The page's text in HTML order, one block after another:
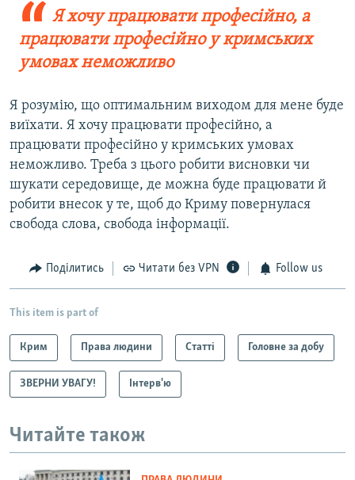
Я хочу працювати професійно, а
працювати професійно у кримських
умовах неможливо
Я розумію, що оптимальним виходом для мене буде
виїхати. Я хочу працювати професійно, а
працювати професійно у кримських умовах
неможливо. Треба з цього робити висновки чи
шукати середовище, де можна буде працювати й
робити внесок у те, щоб до Криму повернулася
свобода слова, свобода інформації.
Поділитись Читати без VPN Follow us
This item is part of
Крим Права людини Статті Головне за добу
ЗВЕРНИ УВАГУ! Інтерв'ю
Читайте також